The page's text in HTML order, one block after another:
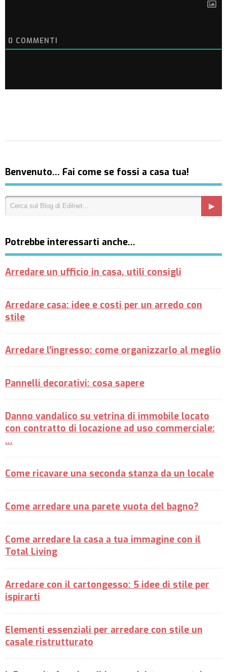
0 COMMENTI
Benvenuto… Fai come se fossi a casa tua!
Potrebbe interessarti anche…
Arredare un ufficio in casa, utili consigli
Arredare casa: idee e costi per un arredo con
stile
Arredare l'ingresso: come organizzarlo al meglio
Pannelli decorativi: cosa sapere
Danno vandalico su vetrina di immobile locato
con contratto di locazione ad uso commerciale:
…
Come ricavare una seconda stanza da un locale
Come arredare una parete vuota del bagno?
Come arredare la casa a tua immagine con il
Total Living
Arredare con il cartongesso: 5 idee di stile per
ispirarti
Elementi essenziali per arredare con stile un
casale ristrutturato